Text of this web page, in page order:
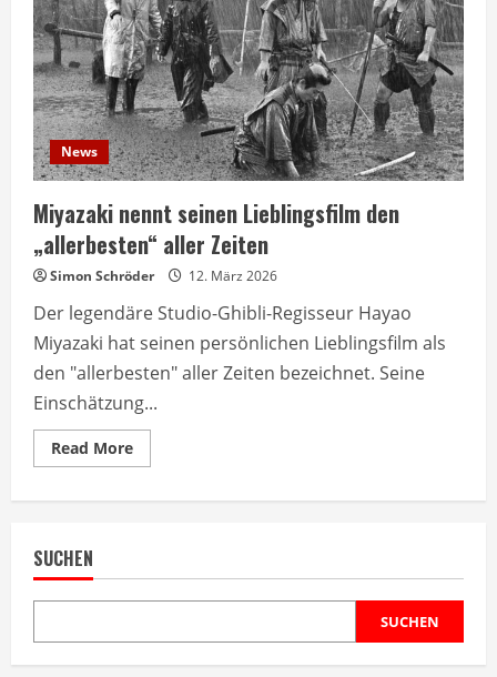
News
Miyazaki nennt seinen Lieblingsfilm den
„allerbesten“ aller Zeiten
Simon Schröder 12. März 2026
Der legendäre Studio-Ghibli-Regisseur Hayao
Miyazaki hat seinen persönlichen Lieblingsfilm als
den "allerbesten" aller Zeiten bezeichnet. Seine
Einschätzung...
Read MoreRead
more
aller
Zeiten
SUCHEN
SUCHEN